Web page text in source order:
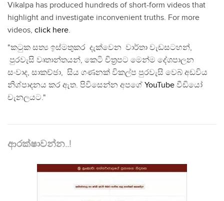
Vikalpa has produced hundreds of short-form videos that
highlight and investigate inconvenient truths. For more
videos, click here.
"කටුක සත්‍ය ඉස්මතුකර දැක්වෙන වාර්තා වැඩසටහන්,
පුරවැසි වෘතාන්තයන්, කෙටි චිත්‍රපට මෙන්ම දේශපාලන
සංවාද, සාකච්ඡා, සිය ගණනක් විකල්ප පුරවැසි වෙබ් අඩවිය
නිශ්පාදනය කර ඇත. පිවිසෙන්න අපගේ YouTube වීඩියෝ
චැනලයට."
ආරක්ෂාවන්න..!